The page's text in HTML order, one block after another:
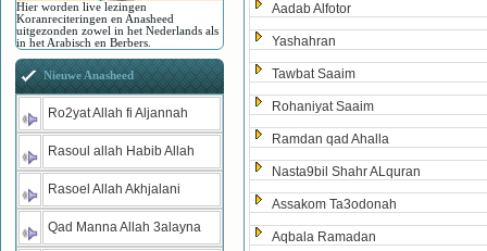
Aadab Alfotor
Yashahran
Tawbat Saaim
Rohaniyat Saaim
Ramdan qad Ahalla
Nasta9bil Shahr ALquran
Assakom Ta3odonah
Aqbala Ramadan
Hier worden live lezingen
Koranreciteringen en Anasheed
uitgezonden zowel in het Nederlands als
in het Arabisch en Berbers.
Nieuwe Anasheed
Ro2yat Allah fi Aljannah
Rasoul allah Habib Allah
Rasoel Allah Akhjalani
Qad Manna Allah 3alayna